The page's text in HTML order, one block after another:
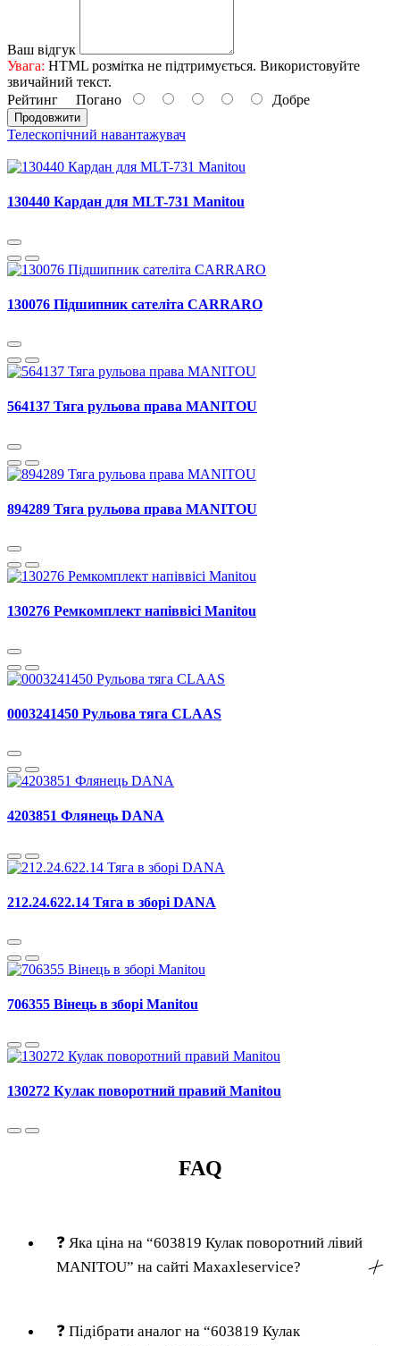
Ваш відгук
Увага: HTML розмітка не підтримується. Використовуйте
звичайний текст.
Рейтинг Погано Добре
Продовжити
Телескопічний навантажувач
130440 Кардан для MLT-731 Manitou
130076 Підшипник сателіта CARRARO
564137 Тяга рульова права MANITOU
894289 Тяга рульова права MANITOU
130276 Ремкомплект напіввісі Manitou
0003241450 Рульова тяга CLAAS
4203851 Флянець DANA
212.24.622.14 Тяга в зборі DANA
706355 Вінець в зборі Manitou
130272 Кулак поворотний правий Manitou
FAQ
❓ Яка ціна на “603819 Кулак поворотний лівий
MANITOU” на сайті Maxaxleservice?
╳
❓ Підібрати аналог на “603819 Кулак